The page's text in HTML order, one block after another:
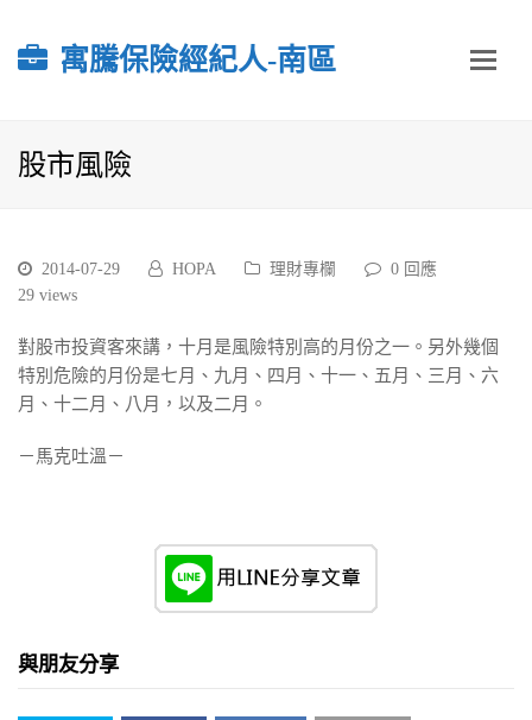
寓騰保險經紀人-南區
股市風險
2014-07-29 HOPA 理財專欄
0 回應
29 views
對股市投資客來講，十月是風險特別高的月份之一。另外幾個
特別危險的月份是七月、九月、四月、十一、五月、三月、六
月、十二月、八月，以及二月。
－馬克吐溫－
與朋友分享